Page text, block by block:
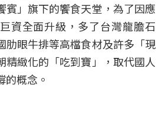
賓」旗下的饗食天堂，為了因應
資全面升級，多了台灣龍膽石
肋眼牛排等高檔食材及許多「現
精緻化的「吃到寶」，取代國人
的概念。